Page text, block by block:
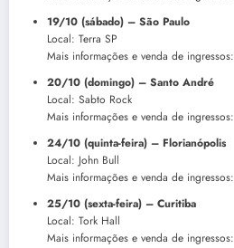
19/10 (sábado) – São Paulo
Local: Terra SP
Mais informações e venda de ingressos:
20/10 (domingo) – Santo André
Local: Sabto Rock
Mais informações e venda de ingressos:
24/10 (quinta-feira) – Florianópolis
Local: John Bull
Mais informações e venda de ingressos:
25/10 (sexta-feira) – Curitiba
Local: Tork Hall
Mais informações e venda de ingressos: